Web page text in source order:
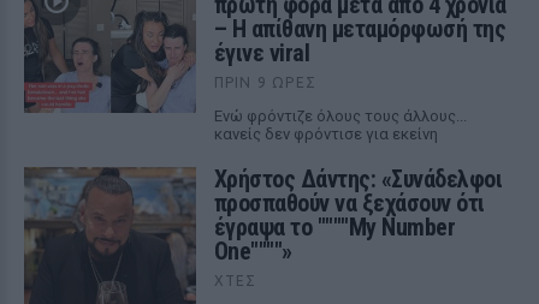
– Η απίθανη μεταμόρφωσή της
έγινε viral
ΠΡΙΝ 9 ΏΡΕΣ
Ενώ φρόντιζε όλους τους άλλους...
κανείς δεν φρόντισε για εκείνη
Χρήστος Δάντης: «Συνάδελφοι
προσπαθούν να ξεχάσουν ότι
έγραψα το """"My Number
One""""»
ΧΤΕΣ